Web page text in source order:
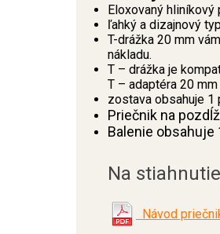
Eloxovaný hliníkový
ľahký a dizajnový
T-drážka 20 mm
nákladu.
T – drážka je
T – adaptéra 20 mm
zostava obsahuje 1
Priečnik na
Balenie obsahuje
Na stiahnutie
Návod